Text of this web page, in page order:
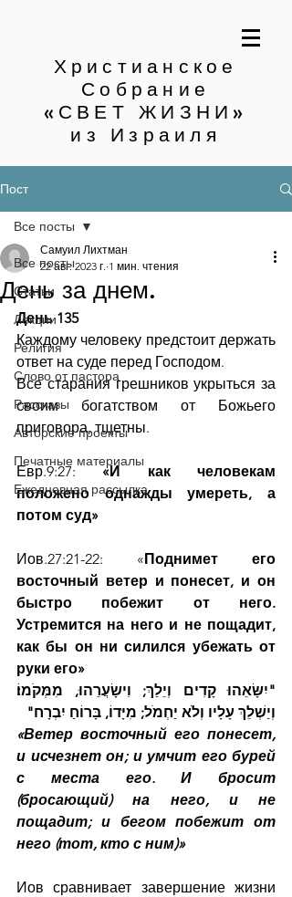
Христианское
Собрание
«СВЕТ ЖИЗНИ»
из Израиля
Пост
Все посты
Статьи
Лекции
Религия
Слово от пастора
Рассказы
Авторские проекты
Печатные материалы
Ежедневная рассылка
Все посты
День за днем.
Самуил Лихтман
22 авг. 2023 г. 1 мин. чтения
День 135
Каждому человеку предстоит держать
ответ на суде перед Господом.
Все старания грешников укрыться за
своим богатством от Божьего
приговора, тщетны.
Евр.9:27: «И как человекам
положено однажды умереть, а
потом суд»
Иов.27:21-22: «Поднимет его
восточный ветер и понесет, и он
быстро побежит от него.
Устремится на него и не пощадит,
как бы он ни силился убежать от
руки его»
וְיַשְׁלֵךְ עָלָיו וְלֹא יַחְמֹל; מִיָּדוֹ, בָּרוֹחַ יִבְרָח"
«Ветер восточный его понесет,
и исчезнет он; и умчит его бурей
с места его. И бросит
(бросающий) на него, и не
пощадит; и бегом побежит от
него (тот, кто с ним)»
Иов сравнивает завершение жизни